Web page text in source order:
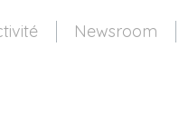
Newsroom